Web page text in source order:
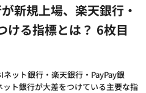
新規上場、楽天銀行・
ける指標とは？ 6枚目
ット銀行・楽天銀行・PayPay銀
ト銀行が大差をつけている主要な指